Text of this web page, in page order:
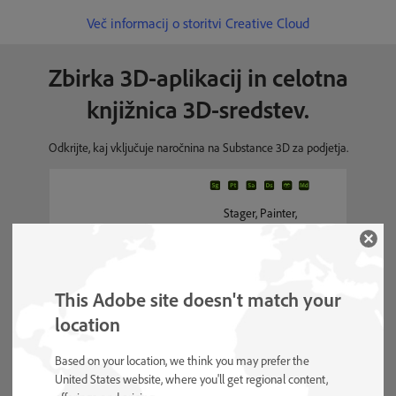
Več informacij o storitvi Creative Cloud
Zbirka 3D-aplikacij in celotna
knjižnica 3D-sredstev.
Odkrijte, kaj vključuje naročnina na Substance 3D za podjetja.
Stager, Painter,
Na voljo so 3D-sredstva
Materiali, modeli in
osvetlitev
This Adobe site doesn't match your
location
Based on your location, we think you may prefer the
United States website, where you'll get regional content,